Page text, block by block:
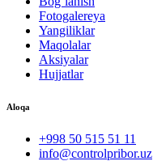
Fotogalereya
Yangiliklar
Maqolalar
Aksiyalar
Hujjatlar
Aloqa
+998 50 515 51 11
info@controlpribor.uz